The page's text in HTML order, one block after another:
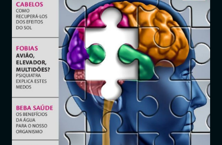
Jornais
Notícias